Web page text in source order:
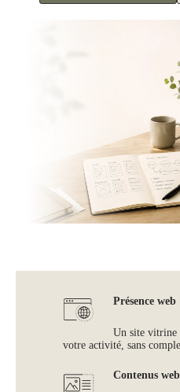
Présence web
Un site vitrine
votre activité, sans
Contenus web